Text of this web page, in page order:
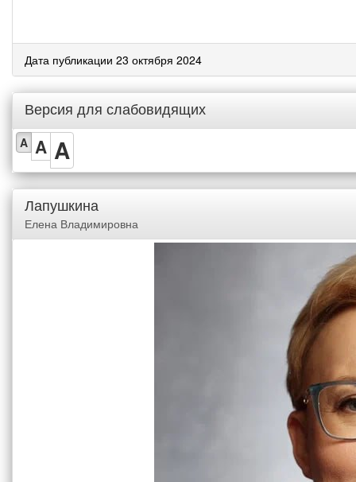
Дата публикации 23 октября 2024
Версия для слабовидящих
A A A
Лапушкина
Елена Владимировна